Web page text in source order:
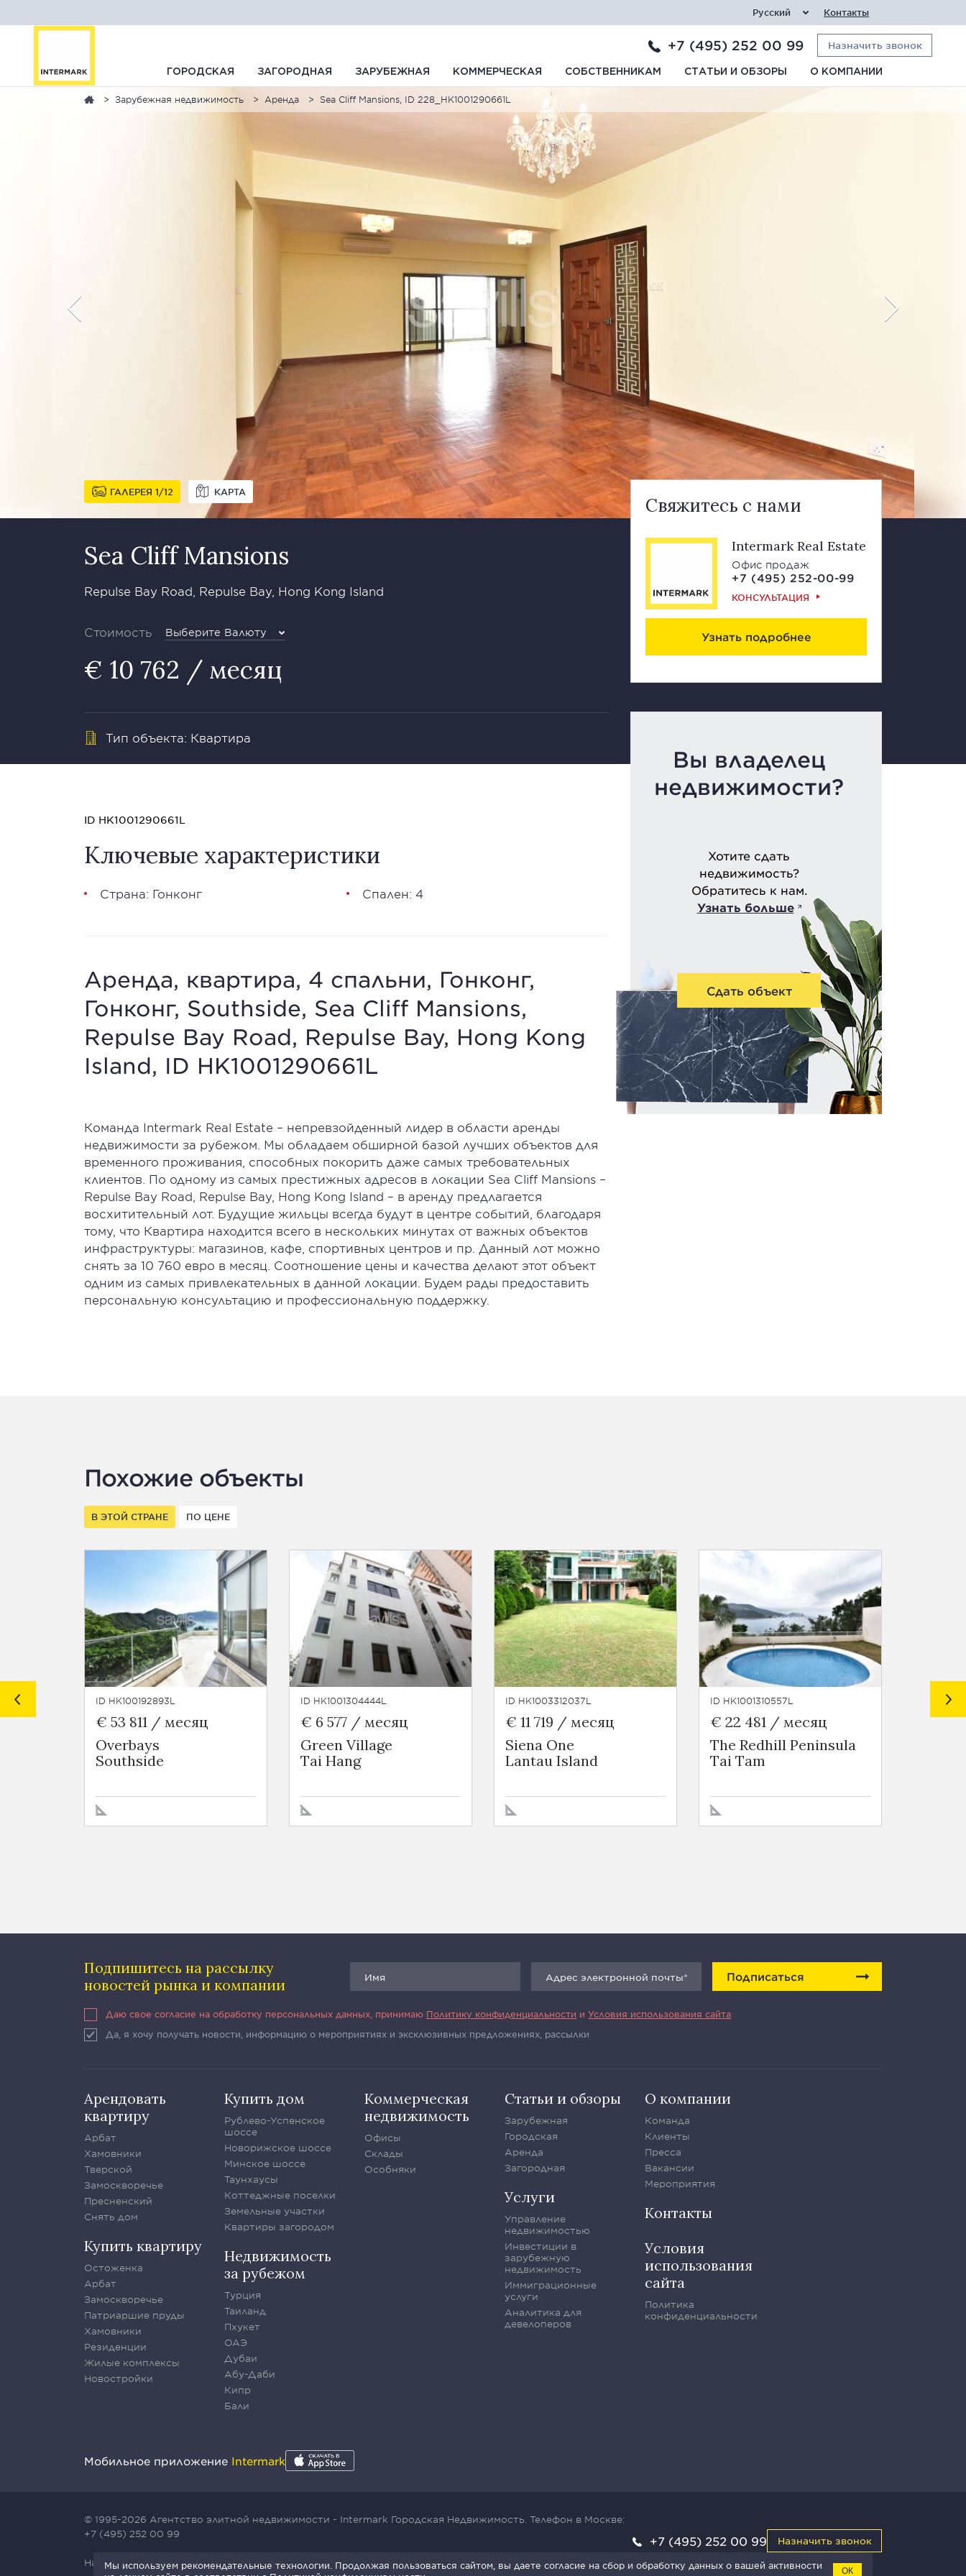
Мы используем рекомендательные технологии. Продолжая пользоваться сайтом, вы даете согласие на сбор и обработку данных о вашей активности
ОК
Русский Контакты
+7 (495) 252 00 99 Назначить звонок
ГОРОДСКАЯ ЗАГОРОДНАЯ ЗАРУБЕЖНАЯ КОММЕРЧЕСКАЯ СОБСТВЕННИКАМ СТАТЬИ И ОБЗОРЫ О КОМПАНИИ
Зарубежная недвижимость Аренда Sea Cliff Mansions, ID 228_HK1001290661L
ГАЛЕРЕЯ 1 12 КАРТА
Sea Cliff Mansions
Repulse Bay Road, Repulse Bay, Hong Kong Island
Стоимость Выберите Валюту
€ 10 762 / месяц
Тип объекта: Квартира
Свяжитесь с нами
Intermark Real Estate
Офис продаж
+7 (495) 252-00-99
КОНСУЛЬТАЦИЯ
Узнать подробнее
Вы владелец
недвижимости?
Хотите сдать
недвижимость?
Обратитесь к нам.
Узнать больше
Сдать объект
ID HK1001290661L
Ключевые характеристики
Страна: Гонконг Спален: 4
Аренда, квартира, 4 спальни, Гонконг,
Гонконг, Southside, Sea Cliff Mansions,
Repulse Bay Road, Repulse Bay, Hong Kong
Island, ID HK1001290661L
Команда Intermark Real Estate – непревзойденный лидер в области аренды
недвижимости за рубежом. Мы обладаем обширной базой лучших объектов для
временного проживания, способных покорить даже самых требовательных
клиентов. По одному из самых престижных адресов в локации Sea Cliff Mansions –
Repulse Bay Road, Repulse Bay, Hong Kong Island – в аренду предлагается
восхитительный лот. Будущие жильцы всегда будут в центре событий, благодаря
тому, что Квартира находится всего в нескольких минутах от важных объектов
инфраструктуры: магазинов, кафе, спортивных центров и пр. Данный лот можно
снять за 10 760 евро в месяц. Соотношение цены и качества делают этот объект
одним из самых привлекательных в данной локации. Будем рады предоставить
персональную консультацию и профессиональную поддержку.
Похожие объекты
В ЭТОЙ СТРАНЕ ПО ЦЕНЕ
ID HK100192893L
€ 53 811 / месяц
Overbays
Southside
ID HK1001304444L
€ 6 577 / месяц
Green Village
Tai Hang
ID HK1003312037L
€ 11 719 / месяц
Siena One
Lantau Island
ID HK1001310557L
€ 22 481 / месяц
The Redhill Peninsula
Tai Tam
ID
€ 10
Подпишитесь на рассылку
новостей рынка и компании
Подписаться
Даю свое согласие на обработку персональных данных, принимаю Политику конфиденциальности и Условия использования сайта
Да, я хочу получать новости, информацию о мероприятиях и эксклюзивных предложениях, рассылки
Арендовать
квартиру
Арбат
Хамовники
Тверской
Замоскворечье
Пресненский
Снять дом
Купить квартиру
Остоженка
Арбат
Замоскворечье
Патриаршие пруды
Хамовники
Резиденции
Жилые комплексы
Новостройки
Купить дом
Рублево-Успенское
шоссе
Новорижское шоссе
Минское шоссе
Таунхаусы
Коттеджные поселки
Земельные участки
Квартиры загородом
Недвижимость
за рубежом
Турция
Таиланд
Пхукет
ОАЭ
Дубаи
Абу-Даби
Кипр
Бали
Коммерческая
недвижимость
Офисы
Склады
Особняки
Статьи и обзоры
Зарубежная
Городская
Аренда
Загородная
Услуги
Управление
недвижимостью
Инвестиции в
зарубежную
недвижимость
Иммиграционные
услуги
Аналитика для
девелоперов
О компании
Команда
Клиенты
Пресса
Вакансии
Мероприятия
Контакты
Условия
использования
сайта
Политика
конфиденциальности
Мобильное приложение Intermark
© 1995-2026 Агентство элитной недвижимости - Intermark Городская Недвижимость. Телефон в Москве:
+7 (495) 252 00 99
Наш сайт защищен с помощью сервиса Yandex SmartCaptcha: Условия обработки данных.
+7 (495) 252 00 99 Назначить звонок